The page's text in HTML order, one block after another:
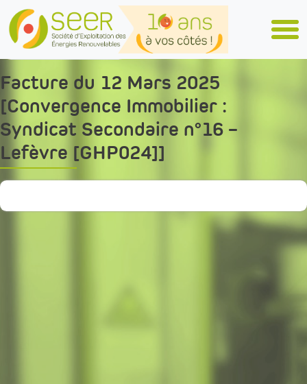
Skip to main content
Tous les articles
Facture du 12 Mars 2025
[Convergence Immobilier :
Syndicat Secondaire n°16 –
Lefèvre [GHP024]]